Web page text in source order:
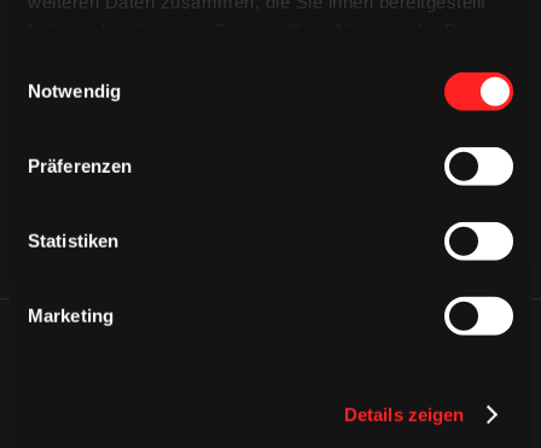
Notwendig
Präferenzen
Statistiken
Marketing
Details zeigen